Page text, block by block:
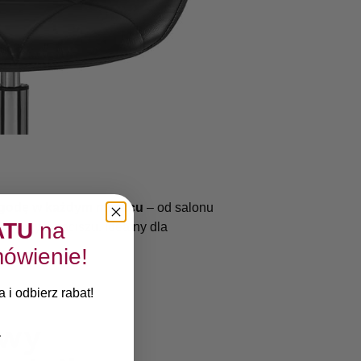
w każdym miejscu – od salonu
zaciszu. Idealny dla
na
i odbierz rabat!